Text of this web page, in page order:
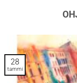
28
tammi